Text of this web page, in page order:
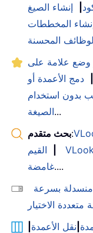
إنشاء الصيغ
المخططات
المحسنة
وضع علامة على
دمج الأعمدة أو
بدون استخدام
الصيغة...
بحث متقدم:
القيم
غامضة....
منسدلة بسرعة
الاختيار
نقل الأعمدة